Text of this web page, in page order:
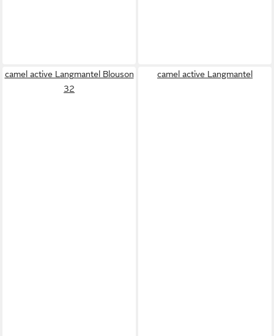
camel active Langmantel Blouson
32
camel active Langmantel